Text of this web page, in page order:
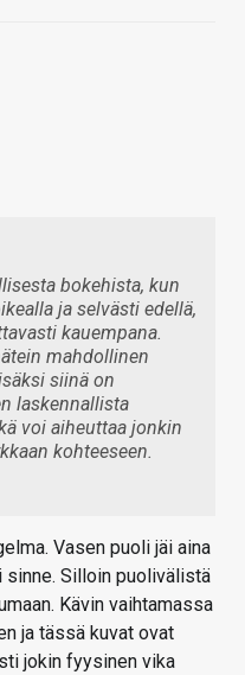
bokehista, kun
ja selvästi edellä,
kauempana.
mahdollinen
siinä on
laskennallista
voi aiheuttaa jonkin
kohteeseen.
Vasen puoli jäi aina
sinne. Silloin puolivälistä
Kävin vaihtamassa
ja tässä kuvat ovat
jokin fyysinen vika